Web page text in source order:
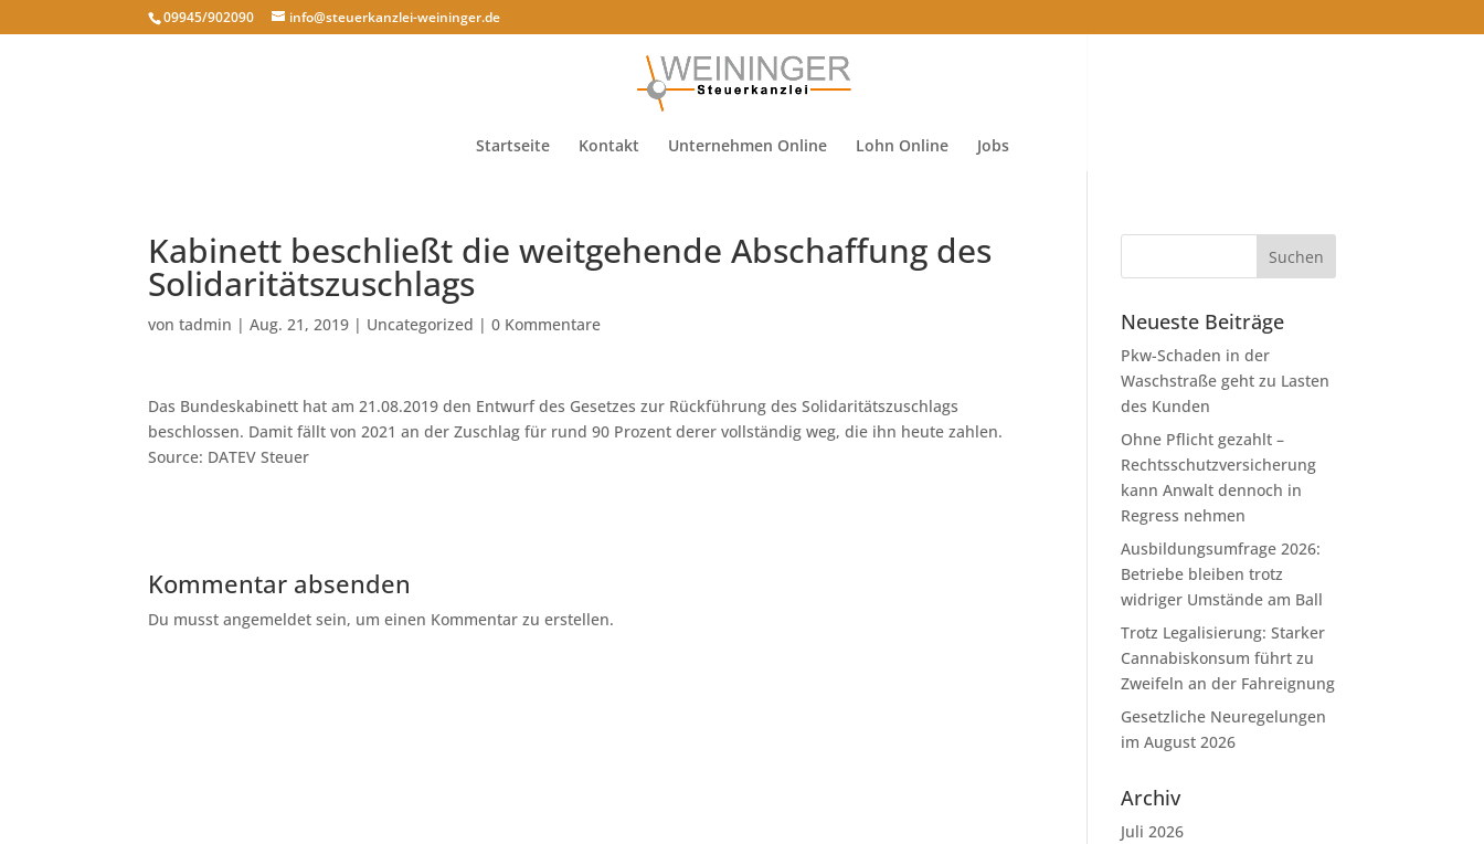
09945/902090 info@steuerkanzlei-weininger.de
Startseite Kontakt Unternehmen Online Lohn Online Jobs
Kabinett beschließt die weitgehende Abschaffung des
Solidaritätszuschlags
vontadmin |Aug. 21, 2019 | Uncategorized |0 Kommentare
Das Bundeskabinett hat am 21.08.2019 den Entwurf des Gesetzes zur Rückführung des Solidaritätszuschlags
beschlossen. Damit fällt von 2021 an der Zuschlag für rund 90 Prozent derer vollständig weg, die ihn heute zahlen.
Source: DATEV Steuer
Kommentar absenden
Du musst angemeldet sein, um einen Kommentar zu erstellen.
Neueste Beiträge
Pkw-Schaden in der
Waschstraße geht zu Lasten
des Kunden
Ohne Pflicht gezahlt –
Rechtsschutzversicherung
kann Anwalt dennoch in
Regress nehmen
Ausbildungsumfrage 2026:
Betriebe bleiben trotz
widriger Umstände am Ball
Trotz Legalisierung: Starker
Cannabiskonsum führt zu
Zweifeln an der Fahreignung
Gesetzliche Neuregelungen
im August 2026
Archiv
Juli 2026